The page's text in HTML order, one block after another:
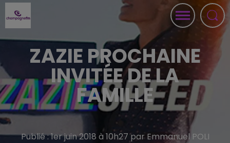
ZAZIE PROCHAINE
INVITÉE DE LA
FAMILLE
Publié : 1er juin 2018 à 10h27 par Emmanuel POLI